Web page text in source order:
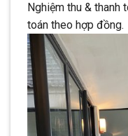
Nghiệm thu & thanh
toán theo hợp đồng.